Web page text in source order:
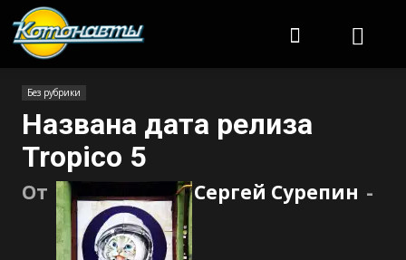
Без рубрики
Названа дата релиза
Tropico 5
От Сергей Сурепин -